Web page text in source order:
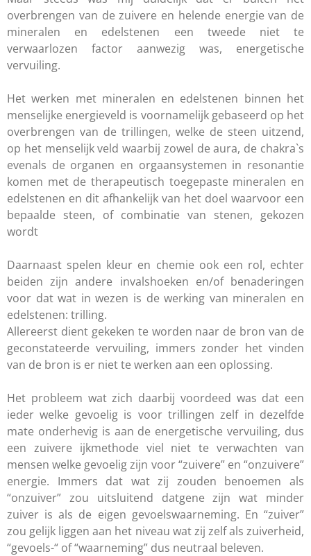
overbrengen van de zuivere en helende energie van de
mineralen en edelstenen een tweede niet te
verwaarlozen factor aanwezig was, energetische
vervuiling.
Het werken met mineralen en edelstenen binnen het
menselijke energieveld is voornamelijk gebaseerd op het
overbrengen van de trillingen, welke de steen uitzend,
op het menselijk veld waarbij zowel de aura, de chakra`s
evenals de organen en orgaansystemen in resonantie
komen met de therapeutisch toegepaste mineralen en
edelstenen en dit afhankelijk van het doel waarvoor een
bepaalde steen, of combinatie van stenen, gekozen
wordt
Daarnaast spelen kleur en chemie ook een rol, echter
beiden zijn andere invalshoeken en/of benaderingen
voor dat wat in wezen is de werking van mineralen en
edelstenen: trilling.
Allereerst dient gekeken te worden naar de bron van de
geconstateerde vervuiling, immers zonder het vinden
van de bron is er niet te werken aan een oplossing.
Het probleem wat zich daarbij voordeed was dat een
ieder welke gevoelig is voor trillingen zelf in dezelfde
mate onderhevig is aan de energetische vervuiling, dus
een zuivere ijkmethode viel niet te verwachten van
mensen welke gevoelig zijn voor “zuivere” en “onzuivere”
energie. Immers dat wat zij zouden benoemen als
“onzuiver” zou uitsluitend datgene zijn wat minder
zuiver is als de eigen gevoelswaarneming. En “zuiver”
zou gelijk liggen aan het niveau wat zij zelf als zuiverheid,
“gevoels-“ of “waarneming” dus neutraal beleven.